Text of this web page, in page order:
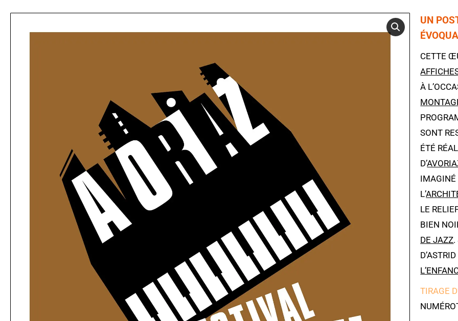
UN
CETTE
À
SONT
ÉTÉ
D’
IMAGINÉ
L’
LE
BIEN
DE JAZZ.
TIRAGE